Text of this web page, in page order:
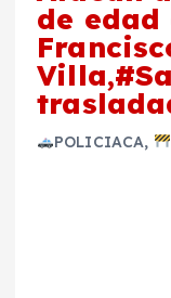
de
POLICIACA,